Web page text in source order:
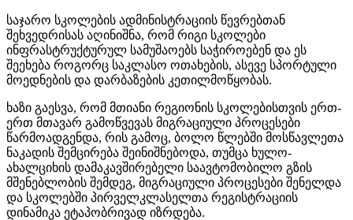
საჯარო სკოლების ადმინისტრაციის წევრებთან
შეხვედრისას აღინიშნა, რომ რიგი სკოლები
ინფრასტრუქტურულ სამუშაოებს საჭიროებენ და ეს
შეეხება როგორც საკლასო ოთახების, ასევე სპორტული
მოედნების და დარბაზების კეთილმოწყობას.
ხაზი გაესვა, რომ მთიანი რეგიონის სკოლებისთვის ერთ-
ერთ მთავარ გამოწვევას მიგრაციული პროცესები
წარმოადგენდა, რის გამოც, ბოლო წლებში მოსწავლეთა
ნაკადის შემცირება შეინიშნებოდა, თუმცა ხულო-
ახალციხის დამაკავშირებელი საავტომობილო გზის
მშენებლობის შემდეგ, მიგრაციული პროცესები შენელდა
და სკოლებში პირველკლასელთა რეგისტრაციის
დინამიკა ეტაპობრივად იზრდება.